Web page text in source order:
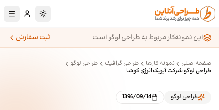
پرش به محتوای اصلی
تغییر به حالت
این نمونه‌کار مربوط به طراحی لوگو است
ثبت سفارش
صفحه اصلی نمونه کارها طراحی گرافیک
طراحی لوگو
طراحی لوگو شرکت آیریک انرژی کوشا
طراحی لوگو 1396/09/14